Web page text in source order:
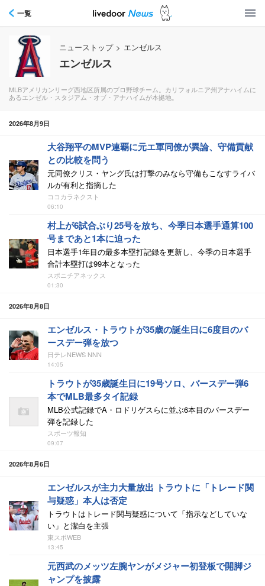
一覧
ニューストップ > エンゼルス
エンゼルス
MLBアメリカンリーグ西地区所属のプロ野球チーム。カリフォルニア州アナハイムに
あるエンゼル・スタジアム・オブ・アナハイムが本拠地。
2026年8月9日
大谷翔平のMVP連覇に元エ軍同僚が異論、守備貢献
との比較を問う
元同僚クリス・ヤング氏は打撃のみなら守備もこなすライバ
ルが有利と指摘した
ココカラネクスト
06:10
村上が6試合ぶり25号を放ち、今季日本選手通算100
号まであと1本に迫った
日本選手1年目の最多本塁打記録を更新し、今季の日本選手
合計本塁打は99本となった
スポニチアネックス
01:30
2026年8月8日
エンゼルス・トラウトが35歳の誕生日に6度目のバ
ースデー弾を放つ
日テレNEWS NNN
14:05
トラウトが35歳誕生日に19号ソロ、バースデー弾6
本でMLB最多タイ記録
MLB公式記録でA・ロドリゲスらに並ぶ6本目のバースデー
弾を記録した
スポーツ報知
09:07
2026年8月6日
エンゼルスが主力大量放出 トラウトに「トレード関
与疑惑」本人は否定
トラウトはトレード関与疑惑について「指示などしていな
い」と潔白を主張
東スポWEB
13:45
元西武のメッツ左腕ヤンがメジャー初登板で開脚ジ
ャンプを披露